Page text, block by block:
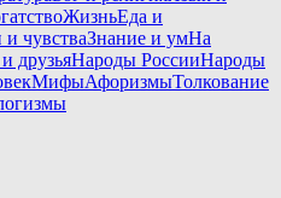
ЖизньЕда и
чувстваЗнание и умНа
друзьяНароды РоссииНароды
МифыАфоризмыТолкование